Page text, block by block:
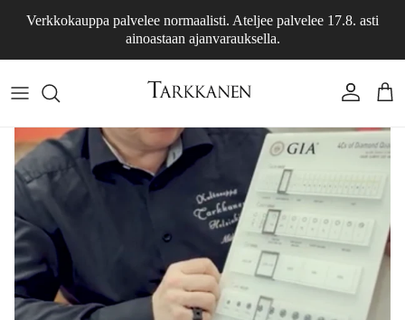
Verkkokauppa palvelee normaalisti. Ateljee palvelee 17.8. asti
ainoastaan ajanvarauksella.
Tili